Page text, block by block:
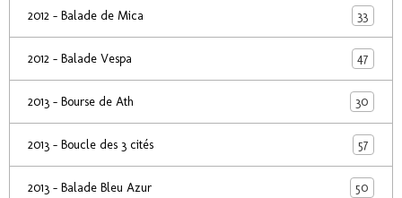
2012 - Balade de Mica 33
2012 - Balade Vespa 47
2013 - Bourse de Ath 30
2013 - Boucle des 3 cités 57
2013 - Balade Bleu Azur 50